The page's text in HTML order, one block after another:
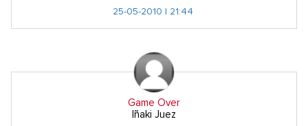
25-05-2010 | 21:44
Game Over
Iñaki Juez